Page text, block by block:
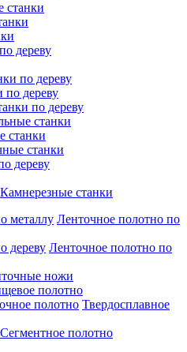
станки
дереву
по дереву
по дереву
по дереву
станки
станки
станки
дереву
Камнерезные станки
Ленточное полотно по
Ленточное полотно по
ножи
полотно
Твердосплавное
Сегментное полотно